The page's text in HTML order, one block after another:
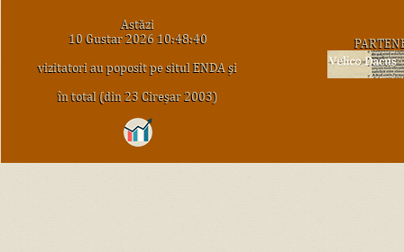
Astăzi
10 Gustar 2026 10:48:40
vizitatori au poposit pe situl ENDA şi
în total (din 23 Cireşar 2003)